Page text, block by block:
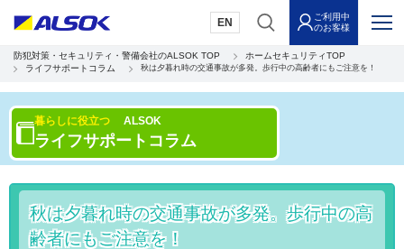
EN
ご利用中
のお客様
防犯対策・セキュリティ・警備会社のALSOK TOP
ホームセキュリティTOP
ライフサポートコラム
秋は夕暮れ時の交通事故が多発。歩行中の高齢者にもご注意を！
暮らしに役立つ ALSOK
ライフサポートコラム
秋は夕暮れ時の交通事故が多発。歩行中の高
齢者にもご注意を！